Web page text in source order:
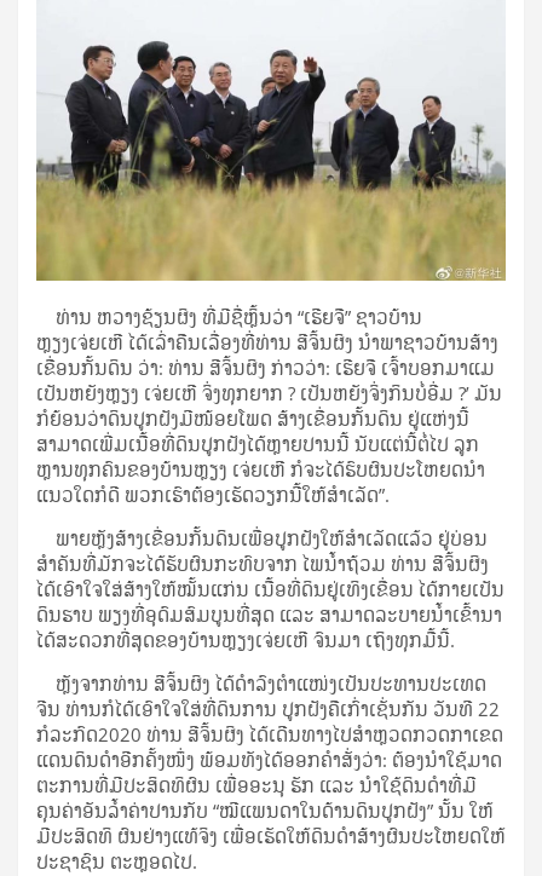
ທ່ານ ຫວາງຊ້ຽນຜິງ ທີ່ມີຊື່ຫຼິ້ນວ່າ “ເຮີຍຈື” ຊາວບ້ານ
ຫຼຽງເຈ່ຍເຫີ ໄດ້ເລົ່າຄືນເລື່ອງທີ່ທ່ານ ສີຈິ້ນຜິງ ນຳພາຊາວບ້ານສ້າງ
ເຂື່ອນກັ້ນດິນ ວ່າ: ທ່ານ ສີຈິ້ນຜິງ ກ່າວວ່າ: ເຮີຍຈື ເຈົ້າບອກມາແມ
ເປັນຫຍັງຫຼຽງ ເຈ່ຍເຫີ ຈິ່ງທຸກຍາກ ? ເປັນຫຍັງຈິ່ງກິນບໍ່ອີ່ມ ?’ ມັນ
ກໍຍ້ອນວ່າດິນປູກຝັງມີໜ້ອຍໂພດ ສ້າງເຂື່ອນກັ້ນດິນ ຢູ່ແຫ່ງນີ້
ສາມາດເພີ່ມເນື້ອທີ່ດິນປູກຝັງໄດ້ຫຼາຍປານນີ້ ນັບແຕ່ນີ້ຕໍ່ໄປ ລູກ
ຫຼານທຸກຄົນຂອງບ້ານຫຼຽງ ເຈ່ຍເຫີ ກໍຈະໄດ້ຮົບຜົນປະໂຫຍດນຳ
ແນວໃດກໍດີ ພວກເຮົາຕ້ອງເຮັດວຽກນີ້ໃຫ້ສຳເລັດ”.
ພາຍຫຼັງສ້າງເຂື່ອນກັ້ນດິນເພື່ອປູກຝັງໃຫ້ສຳເລັດແລ້ວ ຢູ່ບ່ອນ
ສຳຄັນທີ່ມັກຈະໄດ້ຮັບຜົນກະທົບຈາກ ໄພນ້ຳຖ້ວມ ທ່ານ ສີຈິ້ນຜິງ
ໄດ້ເອົາໃຈໃສ່ສ້າງໃຫ້ໝັ້ນແກ່ນ ເນື້ອທີ່ດິນຢູ່ເທິງເຂື່ອນ ໄດ້ກາຍເປັນ
ດິນຮາບ ພຽງທີ່ອຸດົມສົມບູນທີ່ສຸດ ແລະ ສາມາດລະບາຍນ້ຳເຂົ້ານາ
ໄດ້ສະດວກທີ່ສຸດຂອງບ້ານຫຼຽງເຈ່ຍເຫີ ຈົນມາ ເຖິງທຸກມື້ນີ້.
ຫຼັງ​ຈາກ​ທ່ານ​ ສີ​ຈິ້ນ​ຜິງ​ ໄດ້​ດຳ​ລົງ​ຕຳ​ແໜ່ງ​ເປັນ​ປະ​ທານ​ປະ​ເທດ​
ຈີນ​ ທ່ານ​ກໍ​ໄດ້​ເອົາ​ໃຈ​ໃສ່​ທີ່​ດິນ​ການ ປູກ​ຝັງ​ຄື​ເກົ່າ​ເຊັ່ນ​ກັນ ວັນທີ 22
ກໍລະກົດ2020 ທ່ານ ສີຈິ້ນຜິງ ໄດ້ເດີນທາງໄປສຳຫຼວດກວດກາເຂດ
ແດນດິນດຳອີກຄັ້ງໜຶ່ງ ພ້ອມທັງໄດ້ອອກຄຳສັ່ງວ່າ: ຕ້ອງນຳໃຊ້ມາດ
ຕະການທີ່ມີປະສິດທິຜົນ ເພື່ອອະນຸ ຮັກ ແລະ ນຳໃຊ້ດິນດຳທີ່ມີ
ຄຸນຄ່າອັນລ້ຳຄ່າປານກັບ “ໝີແພນດາໃນດ້ານດິນປູກຝັງ” ນັ້ນ ໃຫ້
ມີປະສິດທິ ຜົນຢ່າງແທ້ຈິງ ເພື່ອເຮັດໃຫ້ດິນດຳສ້າງຜົນປະໂຫຍດໃຫ້
ປະຊາຊົນ ຕະຫຼອດໄປ.